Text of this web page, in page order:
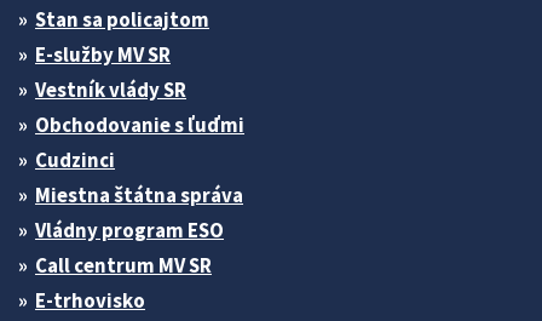
Stan sa policajtom
E-služby MV SR
Vestník vlády SR
Obchodovanie s ľuďmi
Cudzinci
Miestna štátna správa
Vládny program ESO
Call centrum MV SR
E-trhovisko